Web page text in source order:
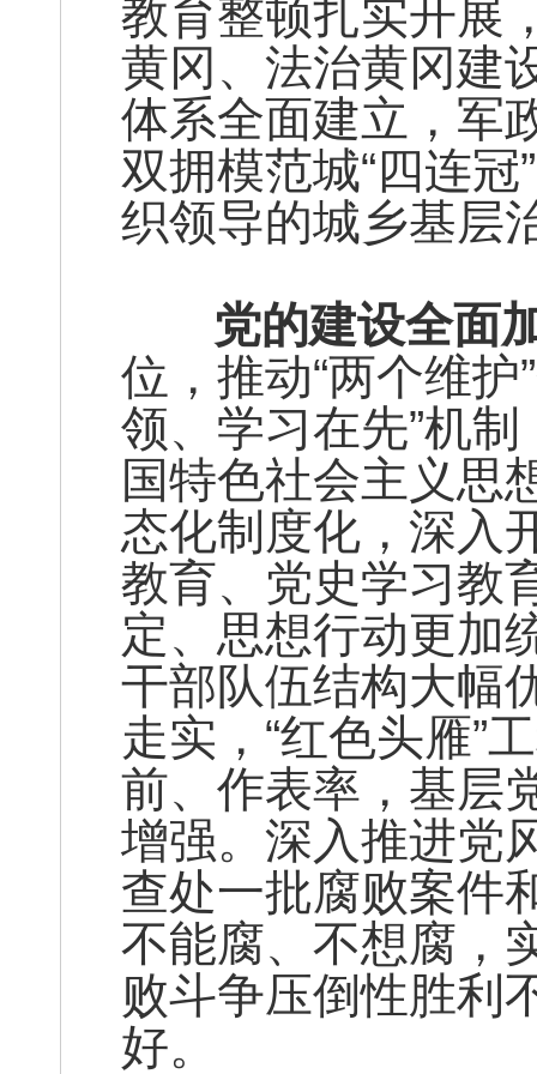
教育整顿扎实开展
黄冈、法治黄冈建
体系全面建立，军
双拥模范城“四连
织领导的城乡基层
党的建设全面
位，推动“两个维
领、学习在先”机
国特色社会主义思
态化制度化，深入
教育、党史学习教
定、思想行动更加
干部队伍结构大幅
走实，“红色头雁”
前、作表率，基层
增强。深入推进党
查处一批腐败案件
不能腐、不想腐，
败斗争压倒性胜利
好。